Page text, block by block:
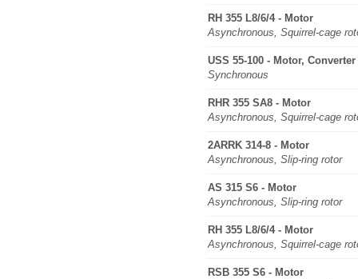
RH 355 L8/6/4 - Motor
Asynchronous, Squirrel-cage
USS 55-100 - Motor, Converter
Synchronous
RHR 355 SA8 - Motor
Asynchronous, Squirrel-cage
2ARRK 314-8 - Motor
Asynchronous, Slip-ring rotor
AS 315 S6 - Motor
Asynchronous, Slip-ring rotor
RH 355 L8/6/4 - Motor
Asynchronous, Squirrel-cage
RSB 355 S6 - Motor